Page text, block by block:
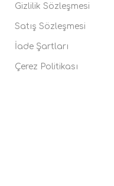
Gizlilik Sözleşmesi
Satış Sözleşmesi
İade Şartları
Çerez Politikası